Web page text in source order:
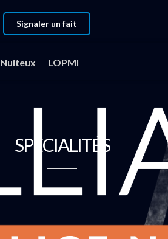
Signaler un fait
Nuiteux LOPMI
SPÉCIALITÉS